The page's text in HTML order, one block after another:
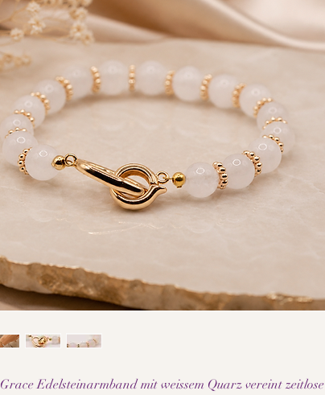
Edelsteinarmband mit weissem Quarz vereint zeitlose